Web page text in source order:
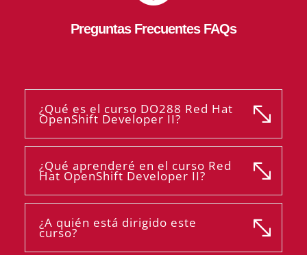
Preguntas Frecuentes FAQs
¿Qué es el curso DO288 Red Hat
OpenShift Developer II?
¿Qué aprenderé en el curso Red
Hat OpenShift Developer II?
¿A quién está dirigido este
curso?